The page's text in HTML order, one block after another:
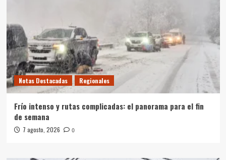
Notas Destacadas Regionales
Frío intenso y rutas complicadas: el panorama para el fin
de semana
7 agosto, 2026 0